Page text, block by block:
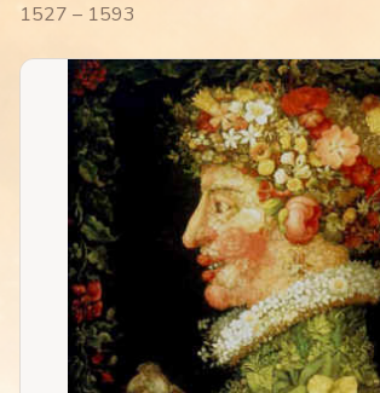
1527 – 1593